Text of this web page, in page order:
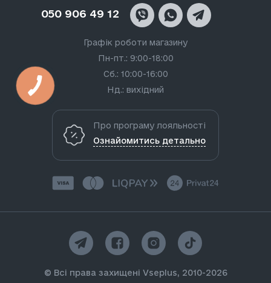
050 906 49 12
Графік роботи магазину
Пн-пт.: 9:00-18:00
Сб.: 10:00-16:00
Нд.: вихідний
Про програму лояльності
Ознайомитись детально
© Всі права захищені Vseplus, 2010-2026